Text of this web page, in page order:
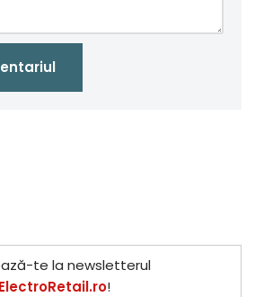
te la newsletterul
ElectroRetail.ro!